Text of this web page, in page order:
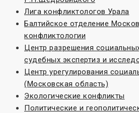
Лига конфликтологов Урала
Балтийское отделение
конфликтологии
Центр разрешения
судебных экспертиз и
Центр урегулирования
(Московская область)
Экологические конфликты
Политические и